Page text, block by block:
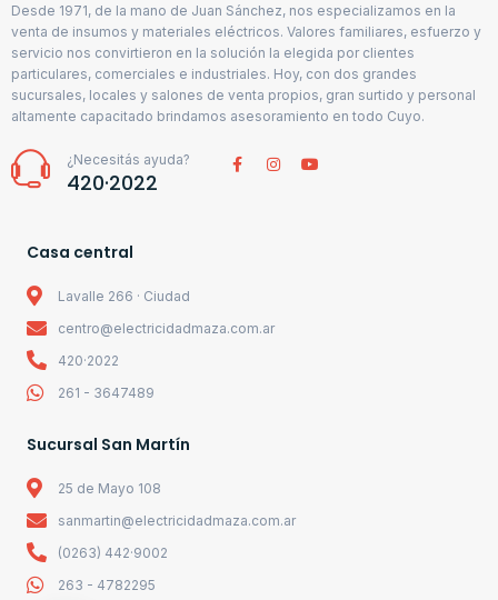
Desde 1971, de la mano de Juan Sánchez, nos especializamos en la
venta de insumos y materiales eléctricos. Valores familiares, esfuerzo y
servicio nos convirtieron en la solución la elegida por clientes
particulares, comerciales e industriales. Hoy, con dos grandes
sucursales, locales y salones de venta propios, gran surtido y personal
altamente capacitado brindamos asesoramiento en todo Cuyo.
¿Necesitás ayuda?
420·2022
Casa central
Lavalle 266 · Ciudad
centro@electricidadmaza.com.ar
420·2022
261 - 3647489
Sucursal San Martín
25 de Mayo 108
sanmartin@electricidadmaza.com.ar
(0263) 442·9002
263 - 4782295